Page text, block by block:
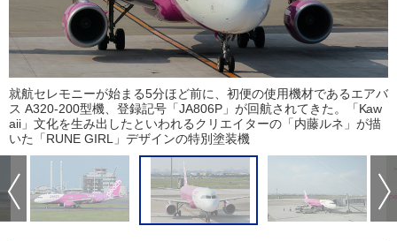
就航セレモニーが始まる5分ほど前に、初便の使用機材であるエアバ
ス A320-200型機、登録記号「JA806P」が回航されてきた。「Kaw
aii」文化を生み出したといわれるクリエイターの「内藤ルネ」が描
いた「RUNE GIRL」デザインの特別塗装機